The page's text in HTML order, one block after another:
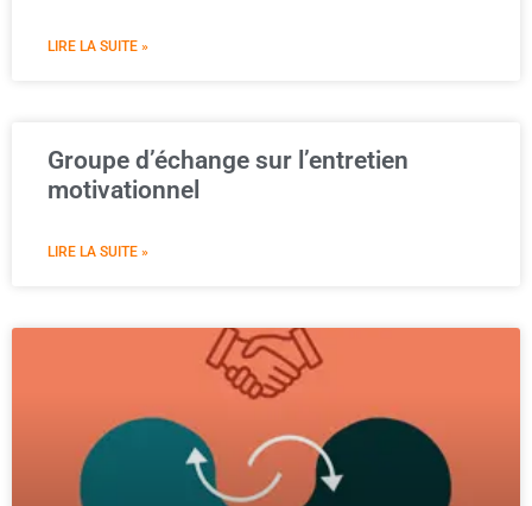
LIRE LA SUITE »
Groupe d’échange sur l’entretien
motivationnel
LIRE LA SUITE »